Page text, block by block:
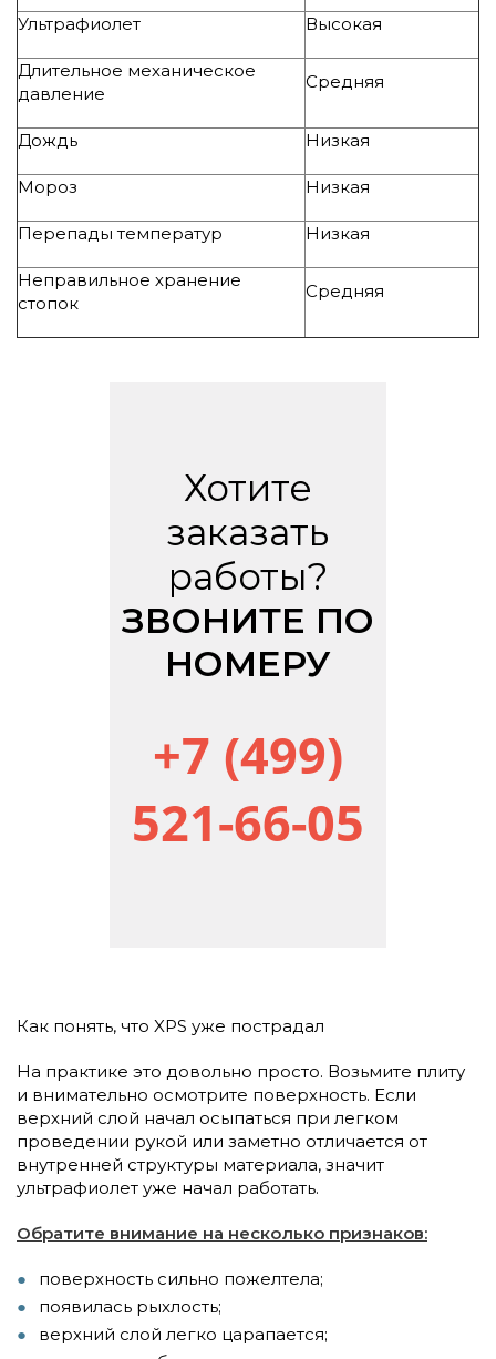
Ультрафиолет Высокая
Длительное механическое
давление
Средняя
Дождь Низкая
Мороз Низкая
Перепады температур Низкая
Неправильное хранение
стопок
Средняя
Хотите
заказать
работы?
ЗВОНИТЕ ПО
НОМЕРУ
+7 (499)
521-66-05
Как понять, что XPS уже пострадал
На практике это довольно просто. Возьмите плиту
и внимательно осмотрите поверхность. Если
верхний слой начал осыпаться при легком
проведении рукой или заметно отличается от
внутренней структуры материала, значит
ультрафиолет уже начал работать.
Обратите внимание на несколько признаков:
поверхность сильно пожелтела;
появилась рыхлость;
верхний слой легко царапается;